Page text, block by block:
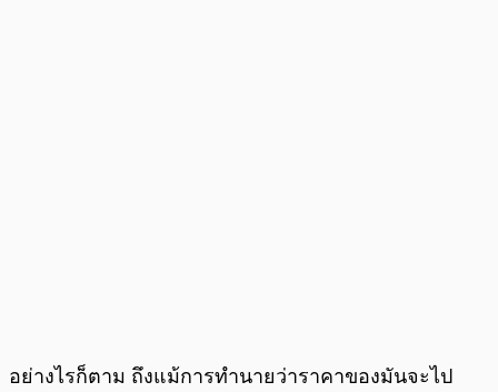
อย่างไรก็ตาม ถึงแม้การทำนายว่าราคาของมันจะไป